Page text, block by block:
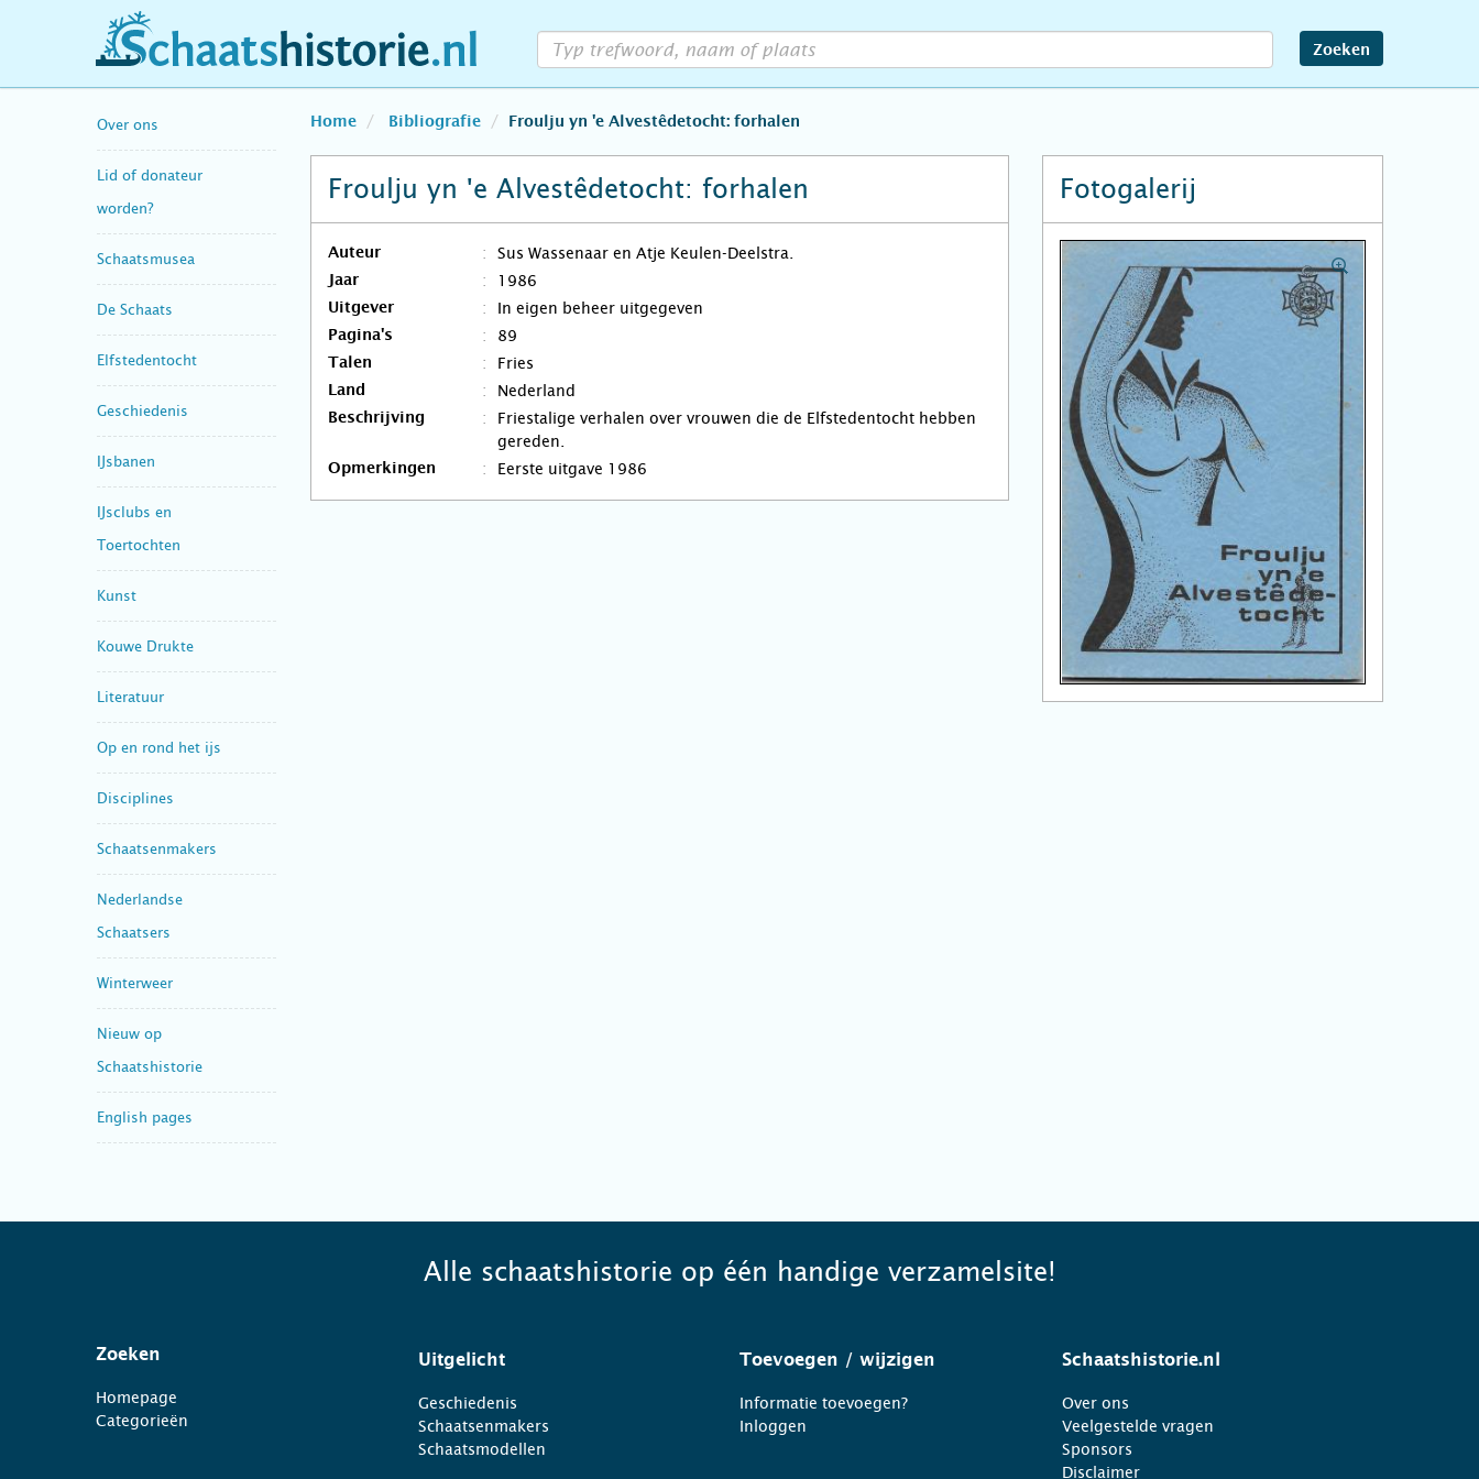
schaatshistorie.nl Zoeken
Over ons
Lid of donateur
worden?
Schaatsmusea
De Schaats
Elfstedentocht
Geschiedenis
IJsbanen
IJsclubs en
Toertochten
Kunst
Kouwe Drukte
Literatuur
Op en rond het ijs
Disciplines
Schaatsenmakers
Nederlandse
Schaatsers
Winterweer
Nieuw op
Schaatshistorie
English pages
Home Bibliografie Froulju yn 'e Alvestêdetocht: forhalen
Froulju yn 'e Alvestêdetocht: forhalen
Auteur Sus Wassenaar en Atje Keulen-Deelstra.
Jaar 1986
Uitgever In eigen beheer uitgegeven
Pagina's 89
Talen Fries
Land Nederland
Beschrijving
Friestalige verhalen over vrouwen die de Elfstedentocht hebben
gereden.
Opmerkingen Eerste uitgave 1986
Fotogalerij
Alle schaatshistorie op één handige verzamelsite!
Zoeken
Homepage
Categorieën
Uitgelicht
Geschiedenis
Schaatsenmakers
Schaatsmodellen
Toevoegen / wijzigen
Informatie toevoegen?
Inloggen
Schaatshistorie.nl
Over ons
Veelgestelde vragen
Sponsors
Disclaimer